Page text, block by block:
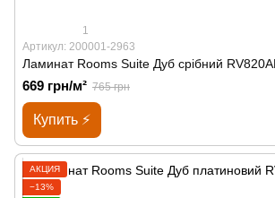
1
Артикул: 200001-2963
Ламинат Rooms Suite Дуб срібний
669 грн/м² 765 грн
Купить ⚡
АКЦИЯ
−13%